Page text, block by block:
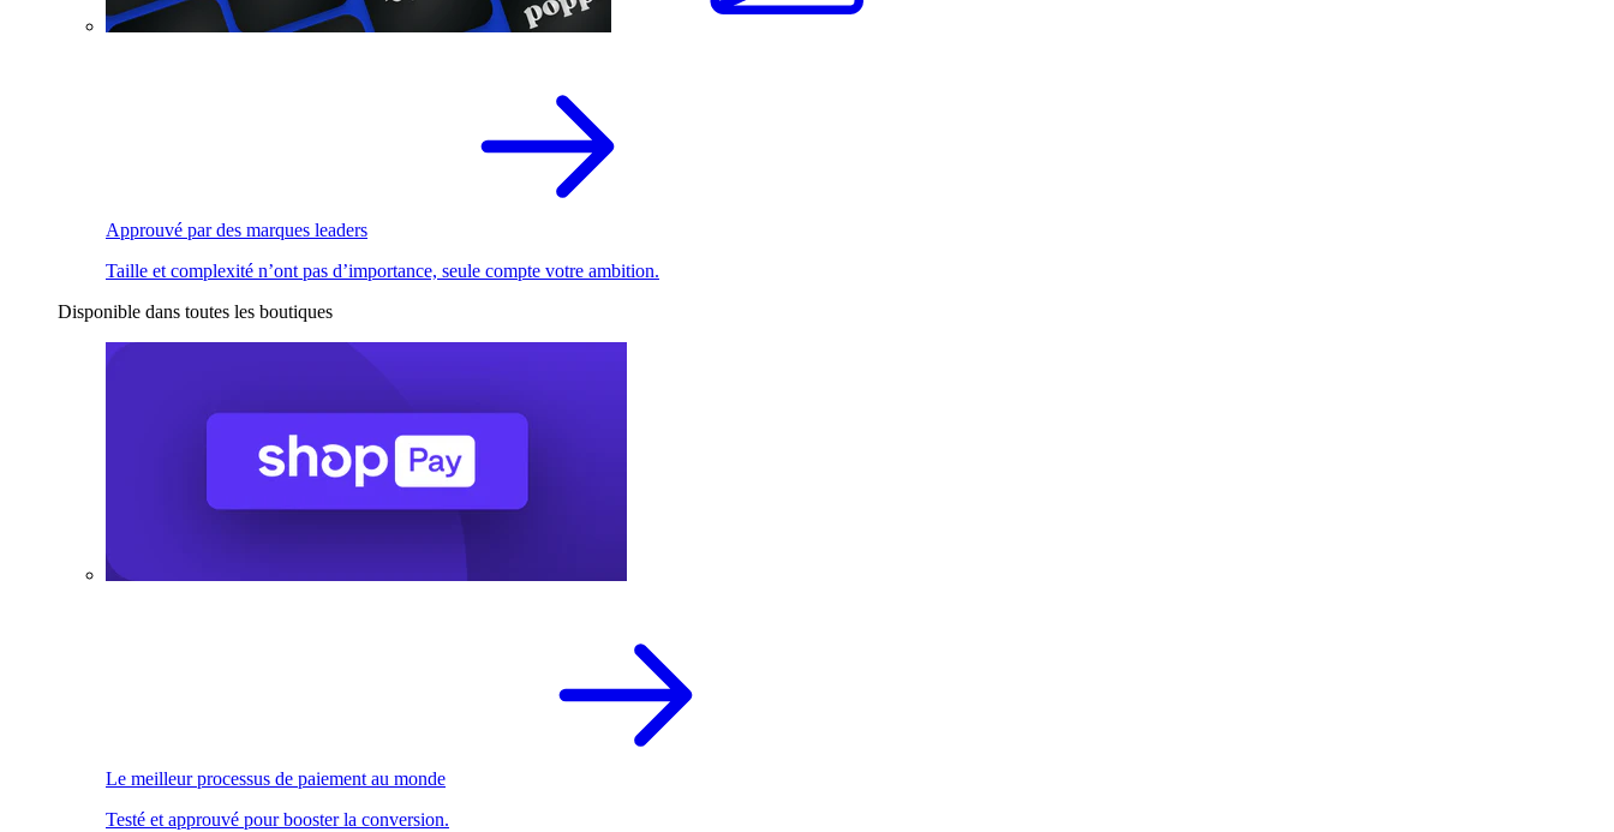
Approuvé par des marques leaders
Taille et complexité n’ont pas d’importance, seule compte votre ambition.
Disponible dans toutes les boutiques
Le meilleur processus de paiement au monde
Testé et approuvé pour booster la conversion.